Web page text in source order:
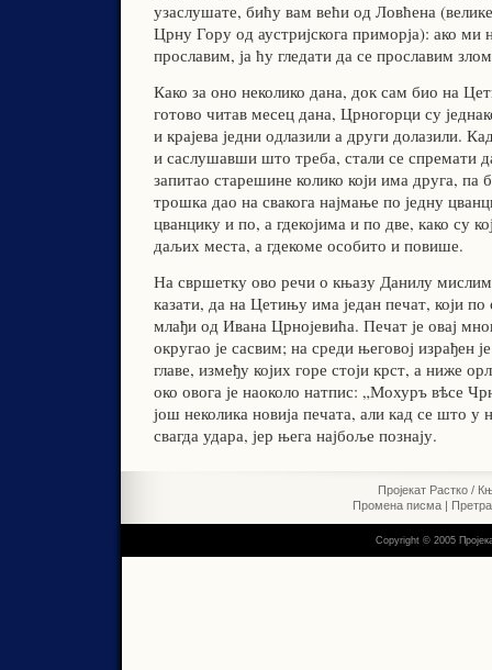
узаслушате, бићу вам већи од Ловћена (велике
Црну Гору од аустријскога приморја): ако ми
прославим, ја ћу гледати да се прославим
Како за оно неколико дана, док сам био на
готово читав месец дана, Црногорци су
и крајева једни одлазили а други долазили.
и саслушавши што треба, стали се спремати
запитао старешине колико који има друга, па
трошка дао на свакога најмање по једну
цванцику и по, а гдекојима и по две, како су
даљих места, а гдекоме особито и повише.
На свршетку ово речи о књазу Данилу
казати, да на Цетињу има један печат, који
млађи од Ивана Црнојевића. Печат је овај
округао је сасвим; на среди његовој израђен
главе, између којих горе стоји крст, а ниже
око овога је наоколо натпис: „Мохуръ вѣсе
још неколика новија печата, али кад се што у
свагда удара, јер њега најбоље познају.
Пројекат Растко/
Промена писма|
Copyright © 2005